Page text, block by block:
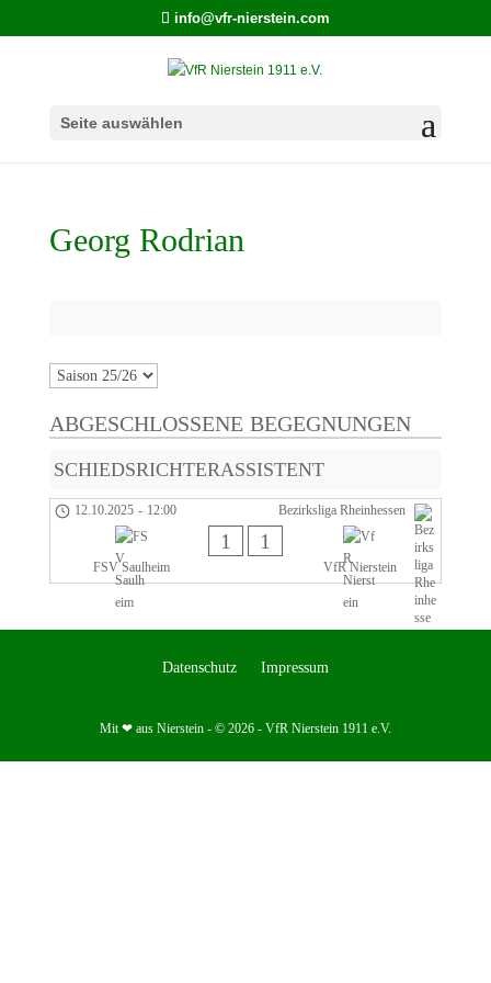
info@vfr-nierstein.com
Seite auswählen
Georg Rodrian
ABGESCHLOSSENE BEGEGNUNGEN
SCHIEDSRICHTERASSISTENT
Bezirksliga Rheinhessen
12.10.2025 - 12:00
FSV Saulheim
1 1
VfR Nierstein
Datenschutz Impressum
Mit ❤ aus Nierstein - © 2026 - VfR Nierstein 1911 e.V.